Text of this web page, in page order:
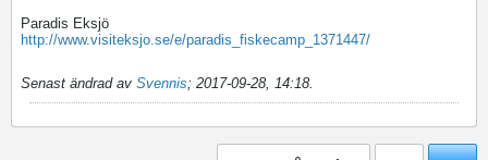
Paradis Eksjö
http://www.visiteksjo.se/e/paradis_fiskecamp_1371447/
Senast ändrad av Svennis; 2017-09-28, 14:18.